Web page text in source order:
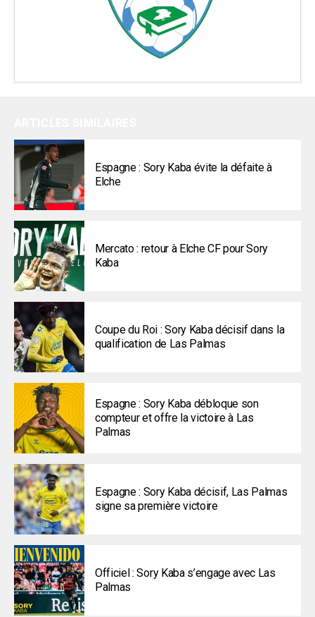
Espagne : Sory Kaba évite la défaite à
Elche
Mercato : retour à Elche CF pour Sory
Kaba
Coupe du Roi : Sory Kaba décisif dans la
qualification de Las Palmas
Espagne : Sory Kaba débloque son
compteur et offre la victoire à Las
Palmas
Espagne : Sory Kaba décisif, Las Palmas
signe sa première victoire
Officiel : Sory Kaba s’engage avec Las
Palmas